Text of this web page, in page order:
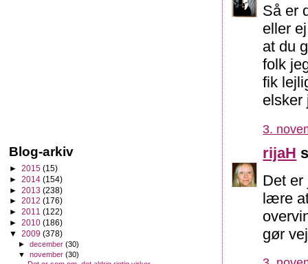
Så er
eller
at du
folk
fik
elsker
3.
rijaH
Det
lære
gør
Blog-arkiv
► 2015 (15)
► 2014 (154)
► 2013 (238)
► 2012 (176)
► 2011 (122)
► 2010 (186)
▼ 2009 (378)
►december(30)
▼november(30)